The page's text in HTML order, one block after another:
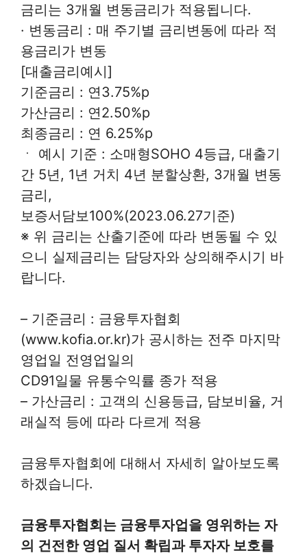
금리는 3개월 변동금리가 적용됩니다.
· 변동금리 : 매 주기별 금리변동에 따라 적
용금리가 변동
[대출금리예시]
기준금리 : 연3.75%p
가산금리 : 연2.50%p
최종금리 : 연 6.25%p
ㆍ 예시 기준 : 소매형SOHO 4등급, 대출기
간 5년, 1년 거치 4년 분할상환, 3개월 변동
금리,
보증서담보100%(2023.06.27기준)
※ 위 금리는 산출기준에 따라 변동될 수 있
으니 실제금리는 담당자와 상의해주시기 바
랍니다.
– 기준금리 : 금융투자협회
(www.kofia.or.kr)가 공시하는 전주 마지막
영업일 전영업일의
CD91일물 유통수익률 종가 적용
– 가산금리 : 고객의 신용등급, 담보비율, 거
래실적 등에 따라 다르게 적용
금융투자협회에 대해서 자세히 알아보도록
하겠습니다.
금융투자협회는 금융투자업을 영위하는 자
의 건전한 영업 질서 확립과 투자자 보호를